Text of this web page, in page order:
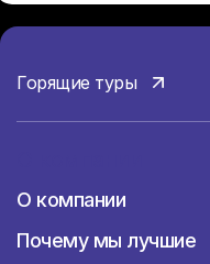
Горящие туры
О компании
Почему мы лучшие